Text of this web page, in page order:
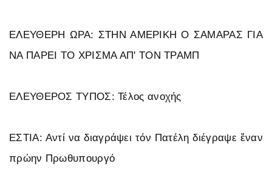
ΕΛΕΥΘΕΡΗ ΩΡΑ: ΣΤΗΝ ΑΜΕΡΙΚΗ Ο ΣΑΜΑΡΑΣ ΓΙΑ
ΝΑ ΠΑΡΕΙ ΤΟ ΧΡΙΣΜΑ ΑΠ' ΤΟΝ ΤΡΑΜΠ
ΕΛΕΥΘΕΡΟΣ ΤΥΠΟΣ: Τέλος ανοχής
ΕΣΤΙΑ: Αντί να διαγράψει τόν Πατέλη διέγραψε ἕναν
πρώην Πρωθυπουργό